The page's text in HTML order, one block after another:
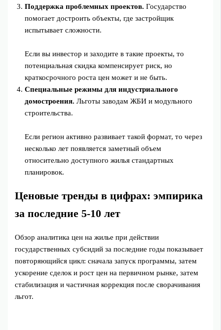
Поддержка проблемных проектов. Государство
помогает достроить объекты, где застройщик
испытывает сложности.
Если вы инвестор и заходите в такие проекты, то
потенциальная скидка компенсирует риск, но
краткосрочного роста цен может и не быть.
Специальные режимы для индустриального
домостроения. Льготы заводам ЖБИ и модульного
строительства.
Если регион активно развивает такой формат, то через
несколько лет появляется заметный объем
относительно доступного жилья стандартных
планировок.
Ценовые тренды в цифрах: эмпирика
за последние 5-10 лет
Обзор аналитика цен на жилье при действии
государственных субсидий за последние годы показывает
повторяющийся цикл: сначала запуск программы, затем
ускорение сделок и рост цен на первичном рынке, затем
стабилизация и частичная коррекция после сворачивания
льгот.